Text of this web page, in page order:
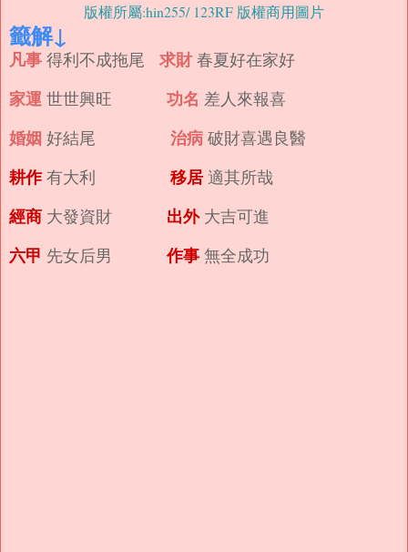
版權所屬:hin255/ 123RF 版權商用圖片
籤解↓
凡事 得利不成拖尾 求財春夏好在家好
家運 世世興旺 功名 差人來報喜
婚姻 好結尾 治病 破財喜遇良醫
耕作有大利 移居 適其所哉
經商 大發資財 出外大吉可進
六甲 先女后男作事 無全成功